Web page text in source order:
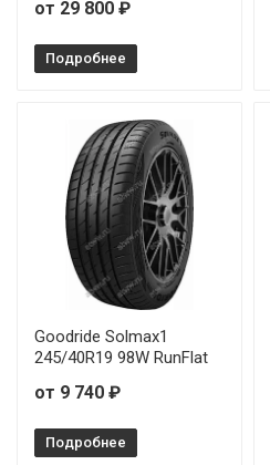
от 29 800 ₽
Подробнее
Goodride Solmax1
245/40R19 98W RunFlat
от 9 740 ₽
Подробнее